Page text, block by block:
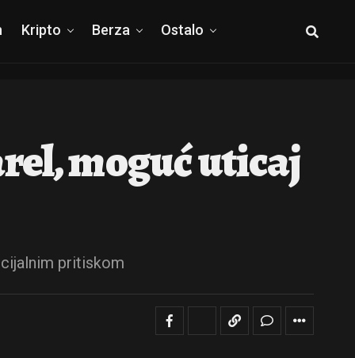
Kripto Berza Ostalo
moguć uticaj
pritiskom